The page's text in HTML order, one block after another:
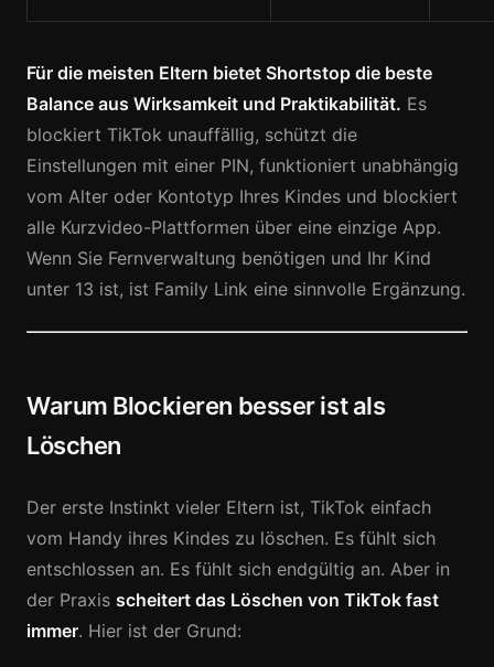
Für die meisten Eltern bietet Shortstop die beste
Balance aus Wirksamkeit und Praktikabilität. Es
blockiert TikTok unauffällig, schützt die
Einstellungen mit einer PIN, funktioniert unabhängig
vom Alter oder Kontotyp Ihres Kindes und blockiert
alle Kurzvideo-Plattformen über eine einzige App.
Wenn Sie Fernverwaltung benötigen und Ihr Kind
unter 13 ist, ist Family Link eine sinnvolle Ergänzung.
Warum Blockieren besser ist als
Löschen
Der erste Instinkt vieler Eltern ist, TikTok einfach
vom Handy ihres Kindes zu löschen. Es fühlt sich
entschlossen an. Es fühlt sich endgültig an. Aber in
der Praxis scheitert das Löschen von TikTok fast
immer. Hier ist der Grund: